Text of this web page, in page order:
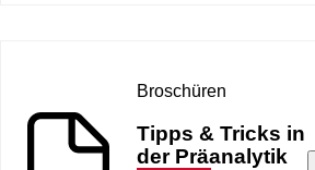
Broschüren
Tipps & Tricks in
der Präanalytik